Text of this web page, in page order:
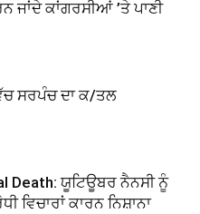
ਜਾਂਦੇ ਕਾਂਗਰਸੀਆਂ ’ਤੇ ਪਾਣੀ
ਸਰਪੰਚ ਦਾ ਕ/ਤਲ
Death: ਯੂਟਿਊਬਰ ਨੈਨਸੀ ਨੂੰ
ਵਿਚਾਰਾਂ ਕਾਰਨ ਨਿਸ਼ਾਨਾ